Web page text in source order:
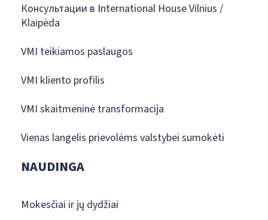
Консультации в International House Vilnius /
Klaipėda
VMI teikiamos paslaugos
VMI kliento profilis
VMI skaitmeninė transformacija
Vienas langelis prievolėms valstybei sumokėti
NAUDINGA
Mokesčiai ir jų dydžiai